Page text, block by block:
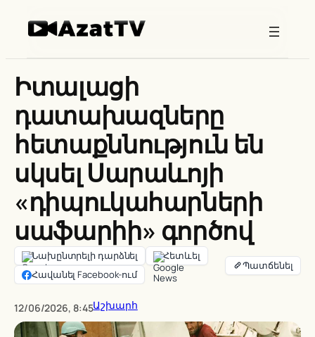
Իտալացի
դատախազները
հետաքննություն են
սկսել Սարաևոյի
«դիպուկահարների
սաֆարիի» գործով
Նախընտրելի դարձնել
Հետևել
Հավանել Facebook-ում
12/06/2026, 8:45Աշխարհ